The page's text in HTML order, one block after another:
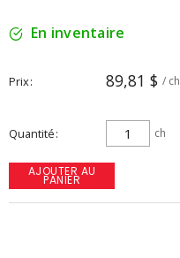
En inventaire
Prix 89,81 $ / ch
Quantité ch
AJOUTER AU
PANIER